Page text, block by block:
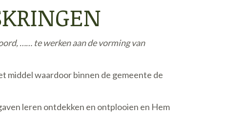
…… te werken aan de vorming van
middel waardoor binnen de gemeente de
leren ontdekken en ontplooien en Hem